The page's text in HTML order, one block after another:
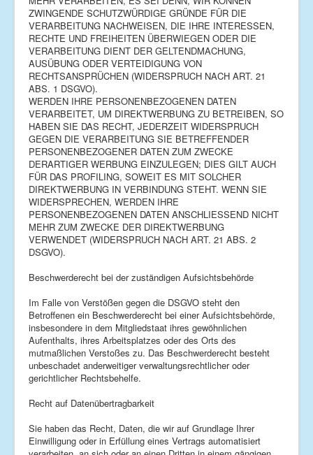
ZWINGENDE SCHUTZWÜRDIGE GRÜNDE FÜR DIE
VERARBEITUNG NACHWEISEN, DIE IHRE INTERESSEN,
RECHTE UND FREIHEITEN ÜBERWIEGEN ODER DIE
VERARBEITUNG DIENT DER GELTENDMACHUNG,
AUSÜBUNG ODER VERTEIDIGUNG VON
RECHTSANSPRÜCHEN (WIDERSPRUCH NACH ART. 21
ABS. 1 DSGVO).
WERDEN IHRE PERSONENBEZOGENEN DATEN
VERARBEITET, UM DIREKTWERBUNG ZU BETREIBEN, SO
HABEN SIE DAS RECHT, JEDERZEIT WIDERSPRUCH
GEGEN DIE VERARBEITUNG SIE BETREFFENDER
PERSONENBEZOGENER DATEN ZUM ZWECKE
DERARTIGER WERBUNG EINZULEGEN; DIES GILT AUCH
FÜR DAS PROFILING, SOWEIT ES MIT SOLCHER
DIREKTWERBUNG IN VERBINDUNG STEHT. WENN SIE
WIDERSPRECHEN, WERDEN IHRE
PERSONENBEZOGENEN DATEN ANSCHLIESSEND NICHT
MEHR ZUM ZWECKE DER DIREKTWERBUNG
VERWENDET (WIDERSPRUCH NACH ART. 21 ABS. 2
DSGVO).
Beschwerderecht bei der zuständigen Aufsichtsbehörde
Im Falle von Verstößen gegen die DSGVO steht den
Betroffenen ein Beschwerderecht bei einer Aufsichtsbehörde,
insbesondere in dem Mitgliedstaat ihres gewöhnlichen
Aufenthalts, ihres Arbeitsplatzes oder des Orts des
mutmaßlichen Verstoßes zu. Das Beschwerderecht besteht
unbeschadet anderweitiger verwaltungsrechtlicher oder
gerichtlicher Rechtsbehelfe.
Recht auf Datenübertragbarkeit
Sie haben das Recht, Daten, die wir auf Grundlage Ihrer
Einwilligung oder in Erfüllung eines Vertrags automatisiert